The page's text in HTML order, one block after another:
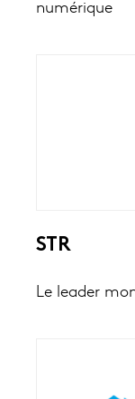
numérique
STR
Le leader